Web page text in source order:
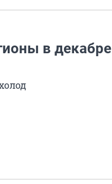
в декабре